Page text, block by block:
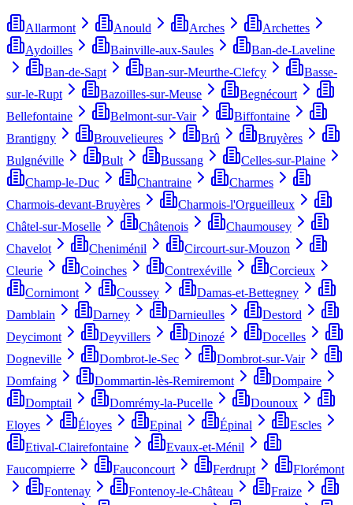
Allarmont Anould Arches
Archettes
Aydoilles
Bainville-aux-Saules
Ban-de-Laveline
Ban-de-Sapt
Ban-sur-Meurthe-Clefcy
Basse-
sur-le-Rupt
Bazoilles-sur-Meuse
Begnécourt
Bellefontaine
Belmont-sur-Vair
Biffontaine
Brantigny
Brouvelieures Brû
Bruyères
Bulgnéville
Bult Bussang
Celles-sur-Plaine
Champ-le-Duc
Chantraine
Charmes
Charmois-devant-Bruyères
Charmois-l'Orgueilleux
Châtel-sur-Moselle
Châtenois
Chaumousey
Chavelot
Cheniménil
Circourt-sur-Mouzon
Cleurie
Coinches Contrexéville
Corcieux
Cornimont
Coussey
Damas-et-Bettegney
Damblain
Darney Darnieulles
Destord
Deycimont
Deyvillers Dinozé
Docelles
Dogneville
Dombrot-le-Sec
Dombrot-sur-Vair
Domfaing
Dommartin-lès-Remiremont
Dompaire
Domptail
Domrémy-la-Pucelle
Dounoux
Eloyes
Éloyes Epinal Épinal
Escles
Etival-Clairefontaine
Evaux-et-Ménil
Faucompierre
Fauconcourt Ferdrupt
Florémont
Fontenay
Fontenoy-le-Château
Fraize